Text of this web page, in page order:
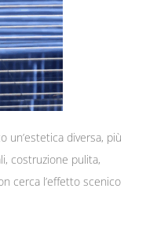
un’estetica diversa, più
costruzione pulita,
cerca l’effetto scenico